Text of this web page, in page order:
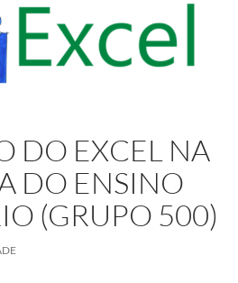
DO EXCEL NA
DO ENSINO
(GRUPO 500)